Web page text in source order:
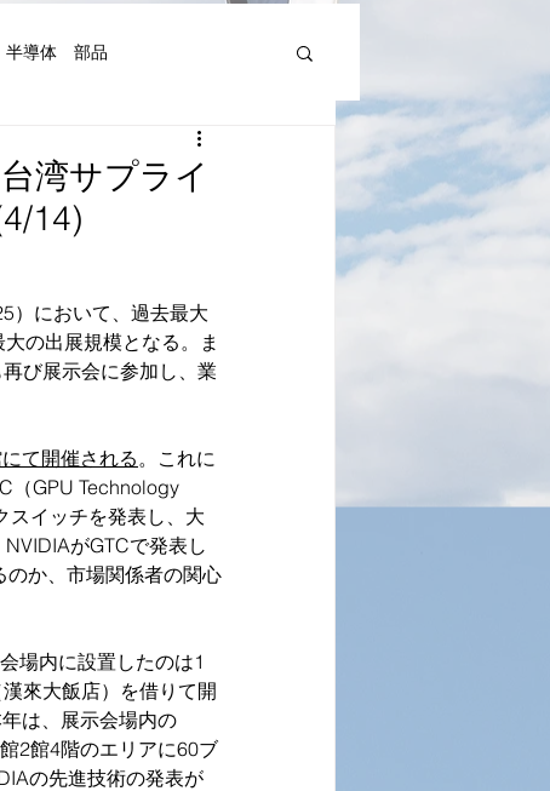
半導体 部品
湾サプライ
14)
）において、過去最大
の出展規模となる。ま
再び展示会に参加し、業
て開催される。これに
（GPU Technology
スイッチを発表し、大
がGTCで発表し
か、市場関係者の関心
場内に設置したのは1
來大飯店）を借りて開
は、展示会場内の
2館4階のエリアに60ブ
の先進技術の発表が